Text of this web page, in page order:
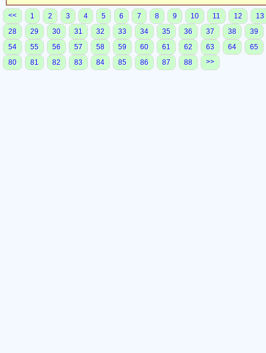
<< 1 2 3 4 5 6 7 8 9 10 11 12
13
28
29 30 31 32 33 34 35 36 37 38
39
54
55 56 57 58 59 60 61 62 63 64
65
80
81 82 83 84 85 86 87 88 >>